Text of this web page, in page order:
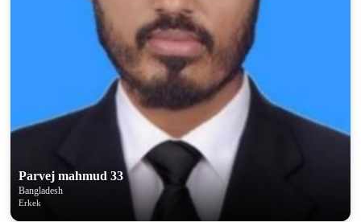
Parvej mahmud 33
Bangladesh
Erkek